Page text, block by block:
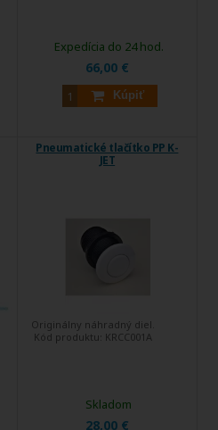
66,00 €
Kúpiť
Expedícia do 24 hod.
Pneumatické tlačítko PP K-
JET
Originálny náhradný diel.
Kód produktu: KRCC001A
28,00 €
Skladom